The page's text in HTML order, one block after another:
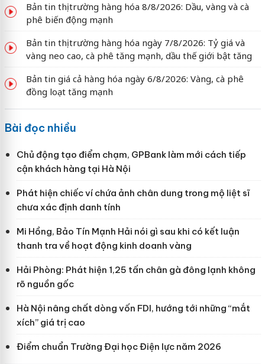
Bản tin thị trường hàng hóa 8/8/2026: Dầu, vàng và cà
phê biến động mạnh
Bản tin thị trường hàng hóa ngày 7/8/2026: Tỷ giá và
vàng neo cao, cà phê tăng mạnh, dầu thế giới bật tăng
Bản tin giá cả hàng hóa ngày 6/8/2026: Vàng, cà phê
đồng loạt tăng mạnh
Bài đọc nhiều
Chủ động tạo điểm chạm, GPBank làm mới cách tiếp
cận khách hàng tại Hà Nội
Phát hiện chiếc ví chứa ảnh chân dung trong mộ liệt sĩ
chưa xác định danh tính
Mi Hồng, Bảo Tín Mạnh Hải nói gì sau khi có kết luận
thanh tra về hoạt động kinh doanh vàng
Hải Phòng: Phát hiện 1,25 tấn chân gà đông lạnh không
rõ nguồn gốc
Hà Nội nâng chất dòng vốn FDI, hướng tới những “mắt
xích” giá trị cao
Điểm chuẩn Trường Đại học Điện lực năm 2026